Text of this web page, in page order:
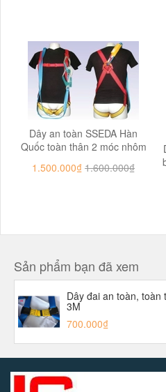
Dây an toàn SSEDA Hàn
Quốc toàn thân 2 móc nhôm
1.500.000₫ 1.600.000₫
Sản phẩm bạn đã xem
Dây đai an toàn, toàn
3M
700.000₫